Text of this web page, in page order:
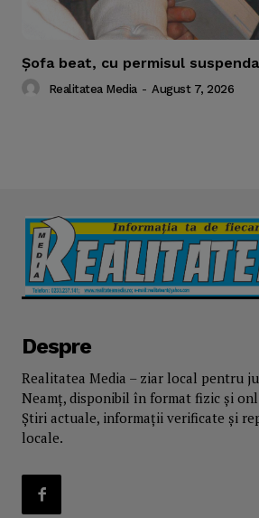
Şofa beat, cu permisul
Realitatea Media - August 7, 2026
Despre
Realitatea Media – ziar local pentru
Neamț, disponibil în format fizic și
Știri actuale, informații verificate și
locale.